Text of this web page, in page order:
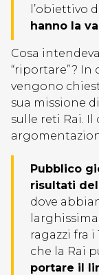
l’obiettivo
hanno la
Cosa
“riportare”? In
vengono
sua missione
sulle reti Rai.
Pubblico
risultati
dove
ragazzi fra i
che la Rai
portare il